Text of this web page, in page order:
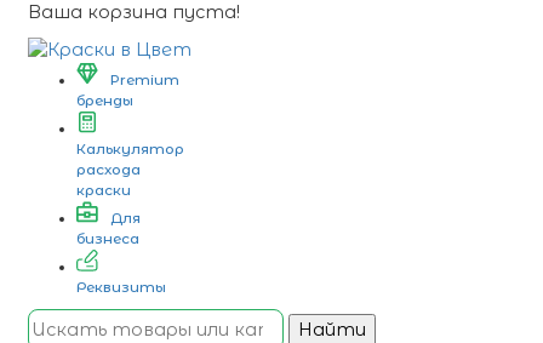
Ваша корзина пуста!
Premium
бренды
Калькулятор
расхода
краски
Для
бизнеса
Реквизиты
Найти